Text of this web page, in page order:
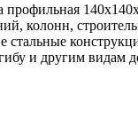
профильная
колонн,
стальные
и другим видам